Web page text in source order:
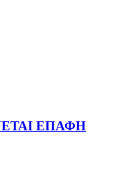
ΕΠΑΦΗ